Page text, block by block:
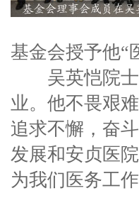
基金会授予他“
吴英恺院士
业。他不畏艰
追求不懈，奋
发展和安贞医
为我们医务工